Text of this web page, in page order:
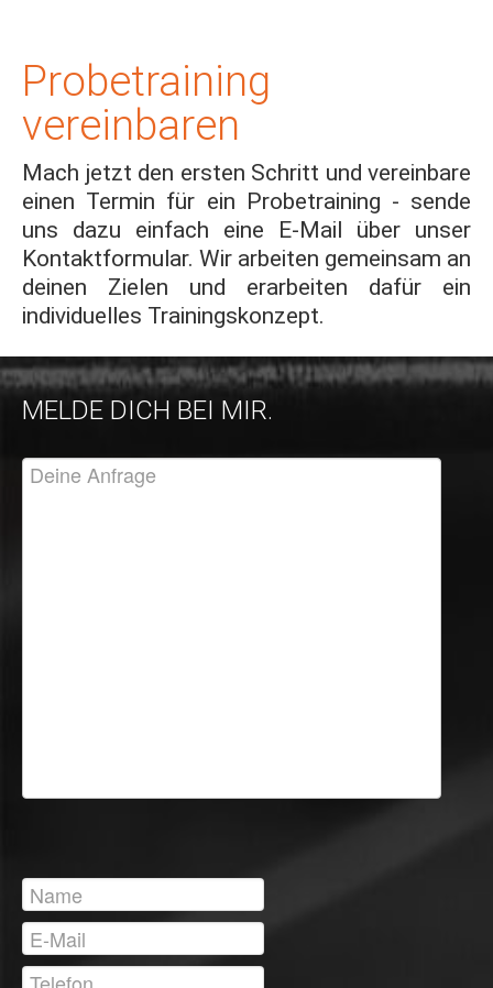
Probetraining
vereinbaren
Mach jetzt den ersten Schritt und vereinbare
einen Termin für ein Probetraining - sende
uns dazu einfach eine E-Mail über unser
Kontaktformular. Wir arbeiten gemeinsam an
deinen Zielen und erarbeiten dafür ein
individuelles Trainingskonzept.
MELDE DICH BEI MIR.